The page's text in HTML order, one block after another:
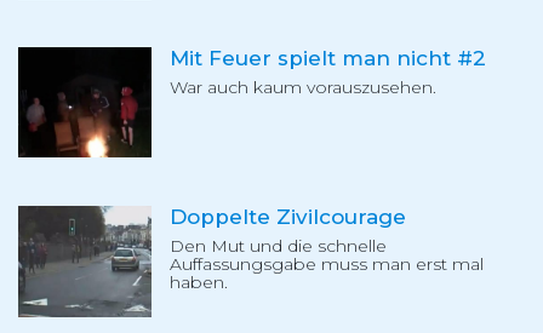
Mit Feuer spielt man nicht #2
War auch kaum vorauszusehen.
Doppelte Zivilcourage
Den Mut und die schnelle
Auffassungsgabe muss man erst mal
haben.